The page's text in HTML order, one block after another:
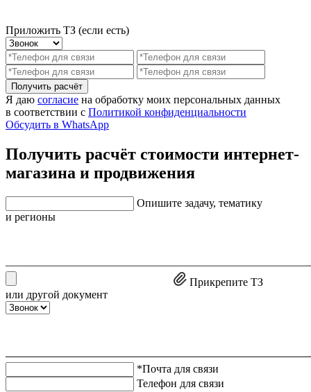
Приложить ТЗ (если есть)
Получить расчёт
Я даю согласие на обработку моих персональных данных
в соответствии с Политикой конфиденциальности
Обсудить в WhatsApp
Получить расчёт стоимости интернет-
магазина и продвижения
Опишите задачу, тематику
и регионы
Прикрепите ТЗ
или другой документ
*Почта для связи
Телефон для связи